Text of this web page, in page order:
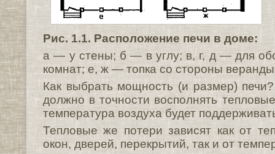
Рис. 1.1. Расположение печи в доме:
а — у стены; б — в углу; в, г, д — для
комнат; е, ж — топка со стороны
Как выбрать мощность (и размер)
должно в точности восполнять
температура воздуха будет
Тепловые же потери зависят как от
окон, дверей, перекрытий, так и от